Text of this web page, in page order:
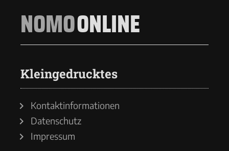
NOMOONLINE
Kleingedrucktes
Kontaktinformationen
Datenschutz
Impressum